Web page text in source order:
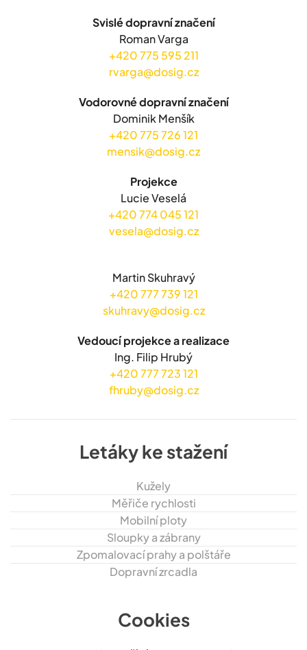
Svislé dopravní značení
Roman Varga
+420 775 595 211
rvarga@dosig.cz
Vodorovné dopravní značení
Dominik Menšík
+420 775 726 121
mensik@dosig.cz
Projekce
Lucie Veselá
+420 774 045 121
vesela@dosig.cz
Martin Skuhravý
+420 777 739 121
skuhravy@dosig.cz
Vedoucí projekce a realizace
Ing. Filip Hrubý
+420 777 723 121
fhruby@dosig.cz
Letáky ke stažení
Kužely
Měřiče rychlosti
Mobilní ploty
Sloupky a zábrany
Zpomalovací prahy a polštáře
Dopravní zrcadla
Cookies